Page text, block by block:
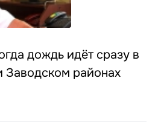
дождь идёт сразу в
районах